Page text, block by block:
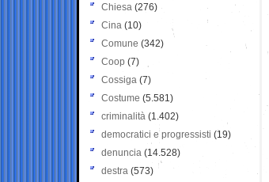
Chiesa (276)
Cina (10)
Comune (342)
Coop (7)
Cossiga (7)
Costume (5.581)
criminalità (1.402)
democratici e progressisti (19)
denuncia (14.528)
destra (573)